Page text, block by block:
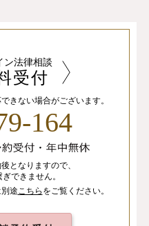
いた場合、その弁護士。
る個人及び団体。
第三者へ個人情報を提供
都度、書面による同意を
いる委託先に個人情報の
す。委託先とは機密保持
つ、適切な監督を行いま
ン法律相談
受付
きない場合がございます。
164
となりますので、
できません。
別途こちらをご覧ください。